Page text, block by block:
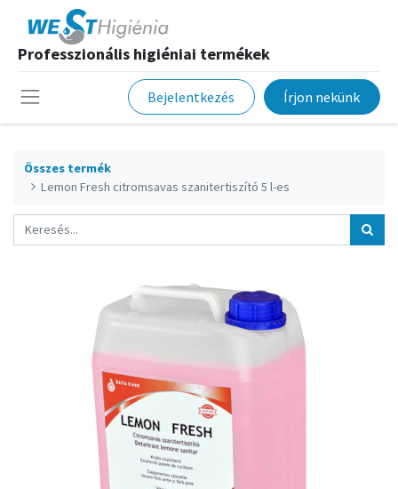
Professzionális higiéniai termékek
Bejelentkezés Írjon nekünk
Összes termék
Lemon Fresh citromsavas szanitertiszító 5 l-es